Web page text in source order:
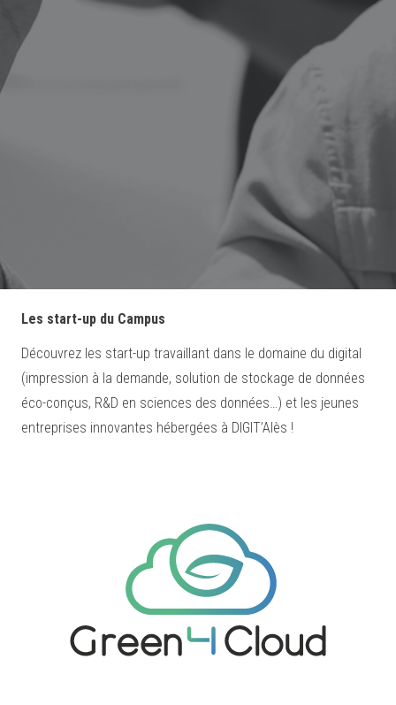
Les start-up du Campus
Découvrez les start-up travaillant dans le domaine du digital
(impression à la demande, solution de stockage de données
éco-conçus, R&D en sciences des données…) et les jeunes
entreprises innovantes hébergées à DIGIT’Alès !